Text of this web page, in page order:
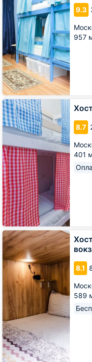
9.3
957
8.7
401
Хостел
Мир
8.1
589
Хостел
Авиатор
у
Трех
вокзалов